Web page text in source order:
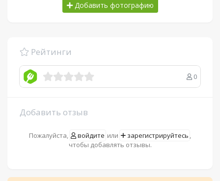
Добавить фотографию
Рейтинги
0
Добавить отзыв
Пожалуйста, войдите или зарегистрируйтесь ,
чтобы добавлять отзывы.